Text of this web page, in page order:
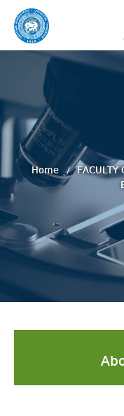
Home
FACULTY